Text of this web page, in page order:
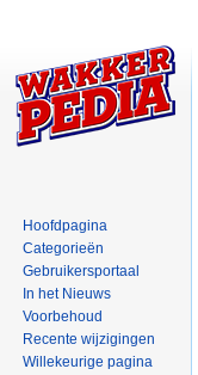
Hoofdpagina
Categorieën
Gebruikersportaal
In het Nieuws
Voorbehoud
Recente wijzigingen
Willekeurige pagina